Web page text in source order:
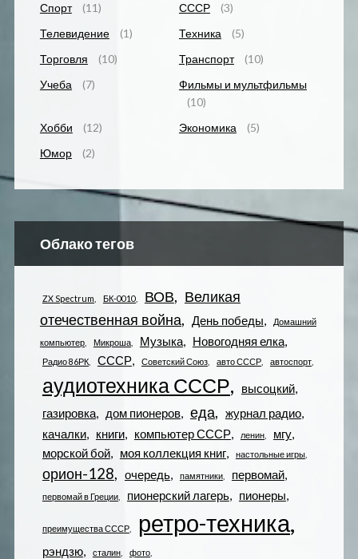
Спорт
(11) СССР
(3)
Телевидение
(1) Техника
(5)
Торговля
(10) Транспорт
(10)
Учеба
(7)
Фильмы и мультфильмы
(10)
Хобби
(12) Экономика
(5)
Юмор
(2)
Облако тегов
ZX Spectrum БК-0010 ВОВ
Великая
отечественная война
День победы
Домашний
компьютер
Микроша Музыка Новогодняя елка
Радио 86РК СССР Советский Союз авто СССР автоспорт
аудиотехника СССР
высоцкий
газировка
дом пионеров еда
журнал радио
качалки
книги компьютер СССР ленин
мгу
морской бой
моя коллекция книг настольные игры
орион-128 очередь памятники первомай
первомай в Греции пионерский лагерь пионеры
преимущества СССР ретро-техника
рэндзю сталин фото